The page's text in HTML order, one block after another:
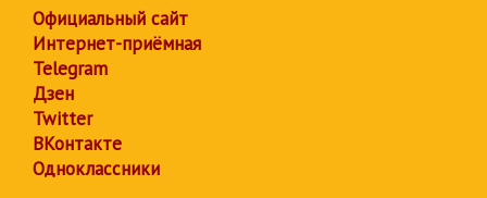
Официальный сайт
Интернет-приёмная
Telegram
Дзен
Twitter
ВКонтакте
Одноклассники